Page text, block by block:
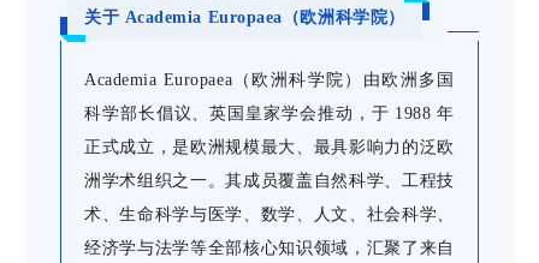
关于 Academia Europaea（欧洲科学院）
Academia Europaea（欧洲科学院）由欧洲多国
科学部长倡议、英国皇家学会推动，于 1988 年
正式成立，是欧洲规模最大、最具影响力的泛欧
洲学术组织之一。其成员覆盖自然科学、工程技
术、生命科学与医学、数学、人文、社会科学、
经济学与法学等全部核心知识领域，汇聚了来自